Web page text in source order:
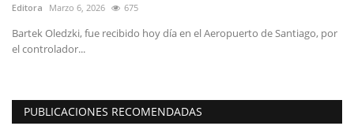
Editora Marzo 6, 2026 675
Bartek Oledzki, fue recibido hoy día en el Aeropuerto de Santiago, por
el controlador...
PUBLICACIONES RECOMENDADAS